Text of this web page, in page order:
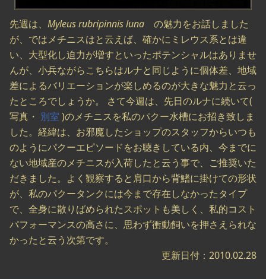
先週は、 Myleus rubripinnis luna の魅力をお話しました
が、ではメチニスはと云えば、確かにミレウス系とは違
い、大型化し迫力が増すといったポテンシャルはありませ
んが、小兵ながらこちらはルナと同じように個体差、地域
差によるバリエーションが楽しめるのが大きな魅力と云っ
たところでしょうか。 さて今週は、先日のルナに続いて(
写真・ 別室 )のメチニスを私のパクー水槽にお招き致しま
した。経緯は、お邪魔したショップのスタッフからいつも
のようにパクーエピソードをお聴きしている内、今までに
ない地域産のメチニスが入荷したと云う事で、ご推奨いた
だきました。よく観察すると肩口から背鰭に掛けての形状
が、私のパクータンクには今まで存在しなかったタイプ
で、全身に散りばめられたスポットも美しく、私的コスト
パフォーマンスの高さに、思わず衝動飼いを押さえられな
かったと云う次第です。
更新日付：2010.02.28